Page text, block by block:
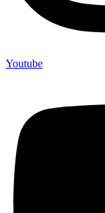
Youtube